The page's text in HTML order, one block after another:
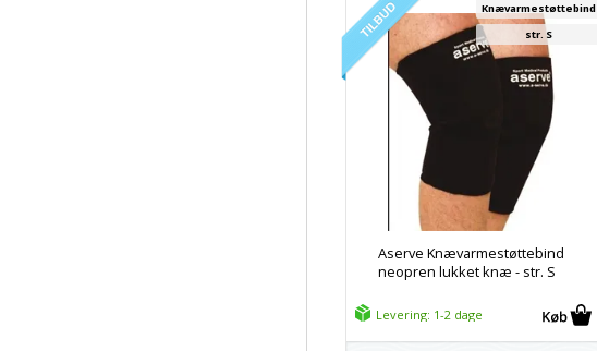
Aserve Knævarmestøttebind
neopren lukket knæ - str. S
Knævarmestøttebind
str. S
Levering: 1-2 dage